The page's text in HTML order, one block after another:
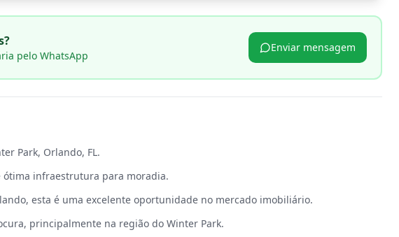
pelo WhatsApp
Enviar mensagem
Park, Orlando, FL.
ótima infraestrutura para moradia.
esta é uma excelente oportunidade no mercado imobiliário.
principalmente na região do Winter Park.